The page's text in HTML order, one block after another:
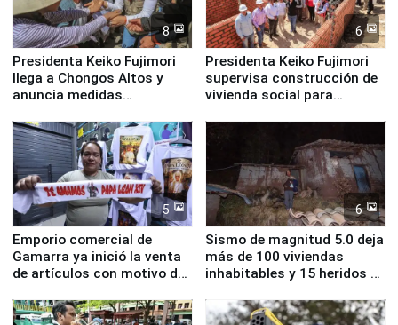
8
Presidenta Keiko Fujimori
llega a Chongos Altos y
anuncia medidas
educación, salud y empleo
6
Presidenta Keiko Fujimori
supervisa construcción de
vivienda social para
5
Emporio comercial de
Gamarra ya inició la venta
de artículos con motivo de
6
Sismo de magnitud 5.0 deja
más de 100 viviendas
inhabitables y 15 heridos en